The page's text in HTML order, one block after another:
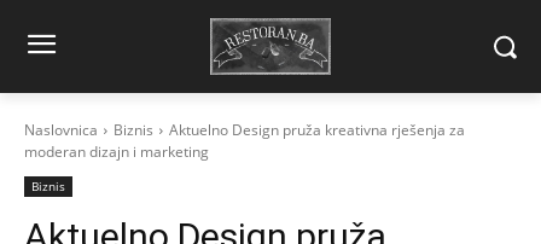
Naslovnica Biznis
Aktuelno Design pruža kreativna rješenja za
moderan dizajn i marketing
Biznis